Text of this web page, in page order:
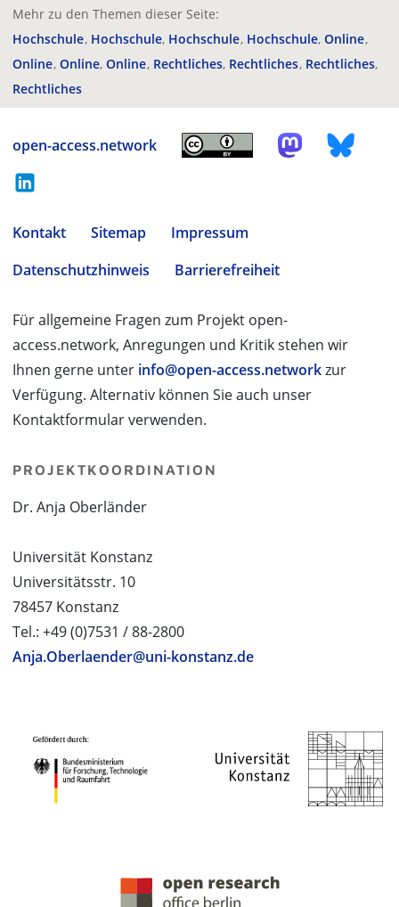
Mehr zu den Themen dieser Seite:
Hochschule Hochschule Hochschule Hochschule Online
Online Online Online Rechtliches Rechtliches Rechtliches
Rechtliches
open-access.network
Kontakt Sitemap
Impressum
Datenschutzhinweis
Barrierefreiheit
Für allgemeine Fragen zum Projekt open-
access.network, Anregungen und Kritik stehen wir
Ihnen gerne unter info@open-access.networkzur
Verfügung. Alternativ können Sie auch unser
Kontaktformular verwenden.
PROJEKTKOORDINATION
Dr. Anja Oberländer
Universität Konstanz
Universitätsstr. 10
78457 Konstanz
Tel.: +49 (0)7531 / 88-2800
Anja.Oberlaender@uni-konstanz.de